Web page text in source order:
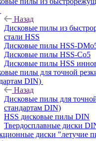
Назад
Дисковые пилы из
стали HSS
Дисковые пилы HSS-
Дисковые пилы HSS-Co5
Дисковые пилы HSS
пилы для точной
DIN)
Назад
Дисковые пилы для
стандартам DIN)
HSS дисковые пилы DIN
Твердосплавные диски
диски "летучие